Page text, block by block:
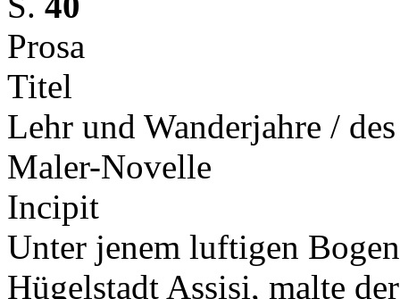
Prosa
Titel
Lehr und Wanderjahre /
Maler-Novelle
Incipit
Unter jenem luftigen
Hügelstadt Assisi, malte